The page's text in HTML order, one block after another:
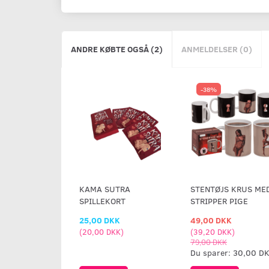
ANDRE KØBTE OGSÅ (2) ANMELDELSER (0)
KAMA SUTRA
SPILLEKORT
25,00 DKK
(20,00 DKK)
-38%
STENTØJS KRUS
STRIPPER PIGE
49,00 DKK
(39,20 DKK)
79,00 DKK
Du sparer: 30,00